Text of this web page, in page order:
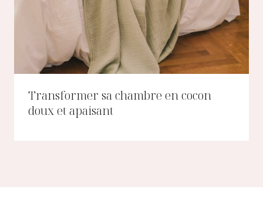
Transformer sa chambre en cocon
doux et apaisant